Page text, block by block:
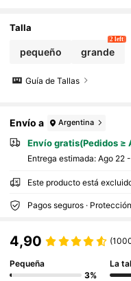
Talla
pequeño grande
2 left
Guía de Tallas
Envío a Argentina
Envío gratis(Pedidos ≥
Entrega estimada: Ago 22
Este producto está
Pagos seguros ·
4,90
Pequeña
3%
La